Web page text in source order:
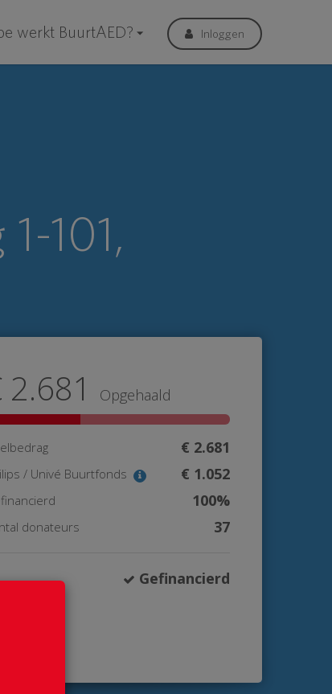
werkt BuurtAED? Inloggen
101,
2.681 Opgehaald
€ 2.681
/ Univé Buurtfonds € 1.052
100%
donateurs 37
Gefinancierd